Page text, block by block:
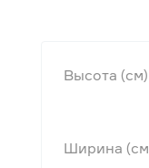
Высота (см)
Ширина